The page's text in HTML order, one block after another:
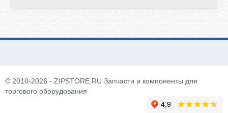
© 2010-2026 - ZIPSTORE.RU Запчасти и компоненты для
торгового оборудования